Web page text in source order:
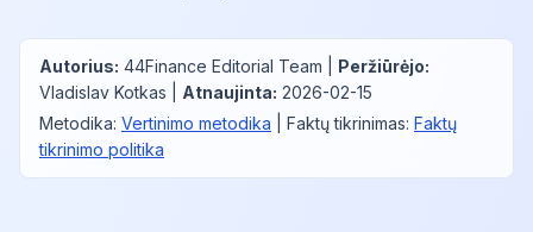
Autorius: 44Finance Editorial Team Peržiūrėjo:
Vladislav Kotkas
Atnaujinta: 2026-02-15
Metodika: Vertinimo metodika Faktų tikrinimas: Faktų
tikrinimo politika